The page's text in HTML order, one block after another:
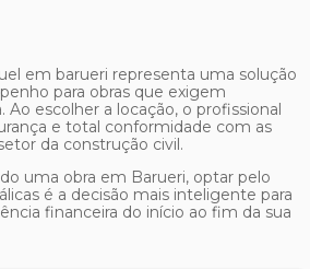
em barueri representa uma solução
para obras que exigem
escolher a locação, o profissional
e total conformidade com as
da construção civil.
uma obra em Barueri, optar pelo
é a decisão mais inteligente para
financeira do início ao fim da sua